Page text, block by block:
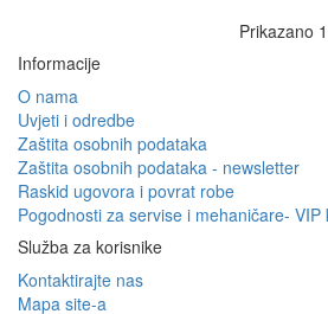
Prikazano
Informacije
O nama
Uvjeti i odredbe
Zaštita osobnih podataka
Zaštita osobnih podataka - newsletter
Raskid ugovora i povrat robe
Pogodnosti za servise i mehaničare- VIP
Služba za korisnike
Kontaktirajte nas
Mapa site-a